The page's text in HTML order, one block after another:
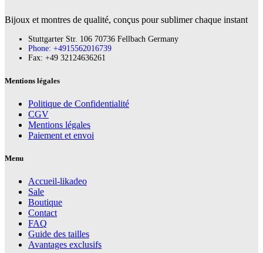
Bijoux et montres de qualité, conçus pour sublimer chaque instant
Stuttgarter Str. 106 70736 Fellbach Germany
Phone: +4915562016739
Fax:‪ +49 32124636261
Mentions légales
Politique de Confidentialité
CGV
Mentions légales
Paiement et envoi
Menu
Accueil-likadeo
Sale
Boutique
Contact
FAQ
Guide des tailles
Avantages exclusifs